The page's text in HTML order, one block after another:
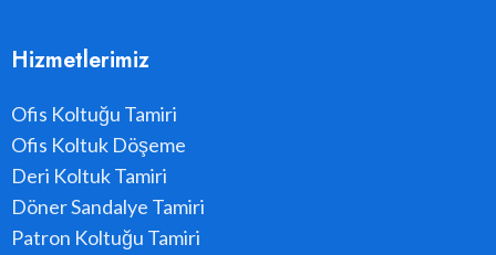
Hizmetlerimiz
Ofis Koltuğu Tamiri
Ofis Koltuk Döşeme
Deri Koltuk Tamiri
Döner Sandalye Tamiri
Patron Koltuğu Tamiri